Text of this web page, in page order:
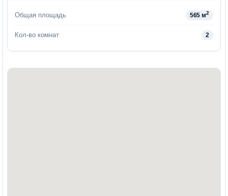
Общая площадь 565 м2
Кол-во комнат 2